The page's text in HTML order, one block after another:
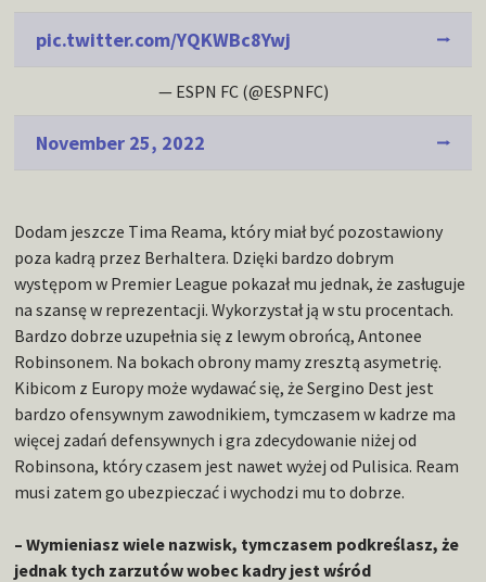
pic.twitter.com/YQKWBc8Ywj
— ESPN FC (@ESPNFC)
November 25, 2022
Dodam jeszcze Tima Reama, który miał być pozostawiony
poza kadrą przez Berhaltera. Dzięki bardzo dobrym
występom w Premier League pokazał mu jednak, że zasługuje
na szansę w reprezentacji. Wykorzystał ją w stu procentach.
Bardzo dobrze uzupełnia się z lewym obrońcą, Antonee
Robinsonem. Na bokach obrony mamy zresztą asymetrię.
Kibicom z Europy może wydawać się, że Sergino Dest jest
bardzo ofensywnym zawodnikiem, tymczasem w kadrze ma
więcej zadań defensywnych i gra zdecydowanie niżej od
Robinsona, który czasem jest nawet wyżej od Pulisica. Ream
musi zatem go ubezpieczać i wychodzi mu to dobrze.
– Wymieniasz wiele nazwisk, tymczasem podkreślasz, że
jednak tych zarzutów wobec kadry jest wśród